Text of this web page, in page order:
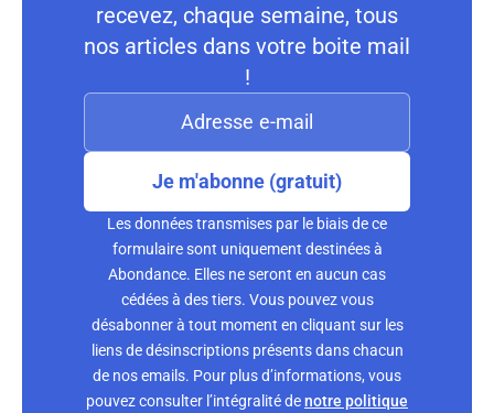
recevez, chaque semaine, tous
nos articles dans votre boite mail
!
Je m'abonne (gratuit)
Les données transmises par le biais de ce
formulaire sont uniquement destinées à
Abondance. Elles ne seront en aucun cas
cédées à des tiers. Vous pouvez vous
désabonner à tout moment en cliquant sur les
liens de désinscriptions présents dans chacun
de nos emails. Pour plus d’informations, vous
pouvez consulter l’intégralité denotre politique